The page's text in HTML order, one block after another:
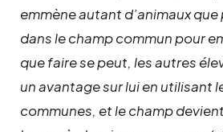
emmène autant d’animaux
dans le champ commun pour
que faire se peut, les autres
un avantage sur lui en utilisant
communes, et le champ